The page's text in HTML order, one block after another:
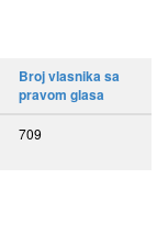
Broj vlasnika sa
pravom glasa
709